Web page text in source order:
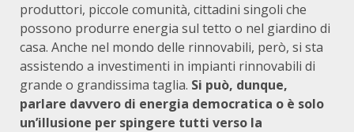
produttori, piccole comunità, cittadini singoli che
possono produrre energia sul tetto o nel giardino di
casa. Anche nel mondo delle rinnovabili, però, si sta
assistendo a investimenti in impianti rinnovabili di
grande o grandissima taglia. Si può, dunque,
parlare davvero di energia democratica o è solo
un’illusione per spingere tutti verso la